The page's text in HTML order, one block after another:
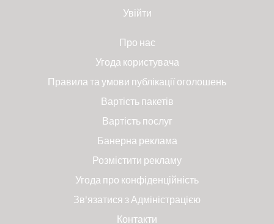
Увійти
Про нас
Угода користувача
Правила та умови публікації оголошень
Вартість пакетів
Вартість послуг
Банерна реклама
Розмістити рекламу
Угода про конфіденційність
Зв'язатися з Адміністрацією
Контакти